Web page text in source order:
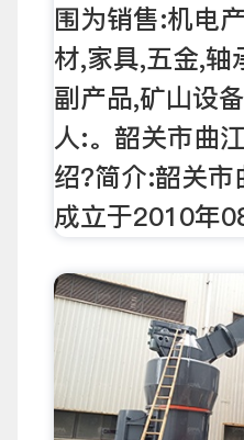
围为销售:机电
材,家具,五金,轴
副产品,矿山设
人:。韶关市曲
绍?简介:韶关
成立于2010年